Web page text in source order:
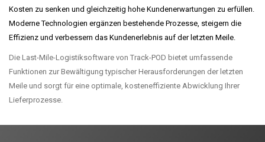
Kosten zu senken und gleichzeitig hohe Kundenerwartungen zu erfüllen.
Moderne Technologien ergänzen bestehende Prozesse, steigern die
Effizienz und verbessern das Kundenerlebnis auf der letzten Meile.
Die Last-Mile-Logistiksoftware von Track-POD bietet umfassende
Funktionen zur Bewältigung typischer Herausforderungen der letzten
Meile und sorgt für eine optimale, kosteneffiziente Abwicklung Ihrer
Lieferprozesse.